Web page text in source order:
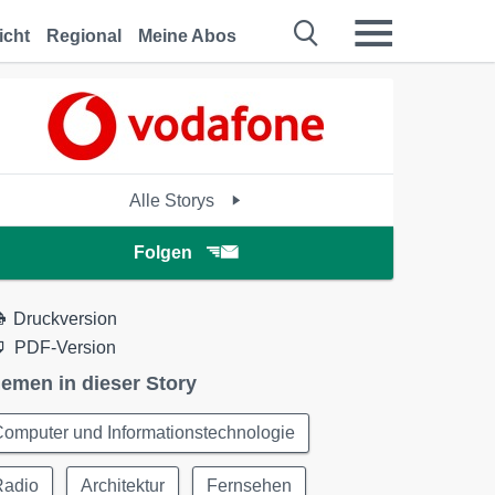
Regional Meine Abos
Alle Storys
Folgen
Druckversion
PDF-Version
in dieser Story
und Informationstechnologie
Architektur Fernsehen